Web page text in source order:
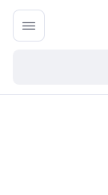
google-